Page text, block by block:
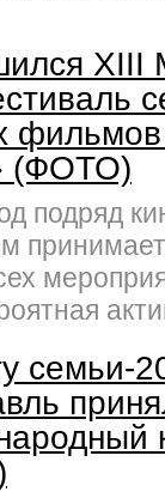
ХIII
фильмов
(ФОТО)
подряд
семьи-